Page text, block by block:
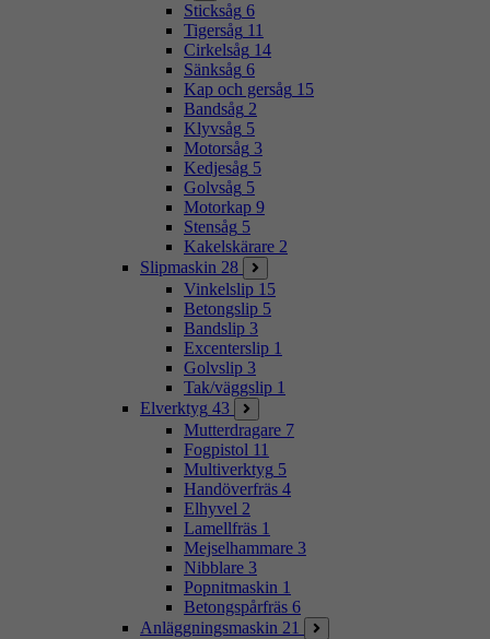
Sticksåg 6
Tigersåg 11
Cirkelsåg 14
Sänksåg 6
Kap och gersåg 15
Bandsåg 2
Klyvsåg 5
Motorsåg 3
Kedjesåg 5
Golvsåg 5
Motorkap 9
Stensåg 5
Kakelskärare 2
Slipmaskin 28
Vinkelslip 15
Betongslip 5
Bandslip 3
Excenterslip 1
Golvslip 3
Tak/väggslip 1
Elverktyg 43
Mutterdragare 7
Fogpistol 11
Multiverktyg 5
Handöverfräs 4
Elhyvel 2
Lamellfräs 1
Mejselhammare 3
Nibblare 3
Popnitmaskin 1
Betongspårfräs 6
Anläggningsmaskin 21